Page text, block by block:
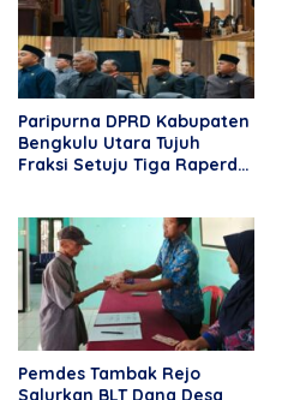
Paripurna DPRD Kabupaten
Bengkulu Utara Tujuh
Fraksi Setuju Tiga Raperda
Pemdes Tambak Rejo
Salurkan BLT Dana Desa